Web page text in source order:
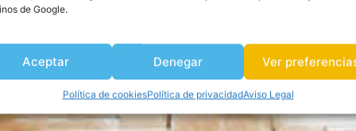
de Google.
Aceptar Denegar Ver
Política de cookiesPolítica de privacidadAviso Legal